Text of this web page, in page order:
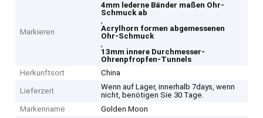
Markieren
4mm lederne Bänder maßen Ohr-
Schmuck ab
,
Acrylhorn formen abgemessenen
Ohr-Schmuck
,
13mm innere Durchmesser-
Ohrenpfropfen-Tunnels
Herkunftsort
China
Lieferzeit
Wenn auf Lager, innerhalb 7days, wenn
nicht, benötigen Sie 30 Tage.
Markenname
Golden Moon